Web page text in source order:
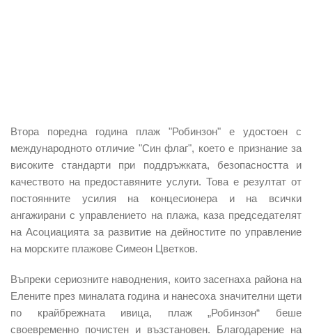
Втора поредна година плаж "Робинзон" е удостоен с
международното отличие "Син флаг", което е признание за
високите стандарти при поддръжката, безопасността и
качеството на предоставяните услуги. Това е резултат от
постоянните усилия на концесионера и на всички
ангажирани с управлението на плажа, каза председателят
на Асоциацията за развитие на дейностите по управление
на морските плажове Симеон Цветков.
Въпреки сериозните наводнения, които засегнаха района на
Елените през миналата година и нанесоха значителни щети
по крайбрежната ивица, плаж „Робинзон“ беше
своевременно почистен и възстановен. Благодарение на